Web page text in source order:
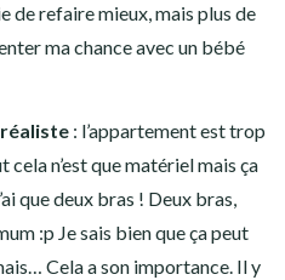
de refaire mieux, mais plus de
ma chance avec un bébé
: l’appartement est trop
n’est que matériel mais ça
que deux bras ! Deux bras,
:p Je sais bien que ça peut
Cela a son importance. Il y